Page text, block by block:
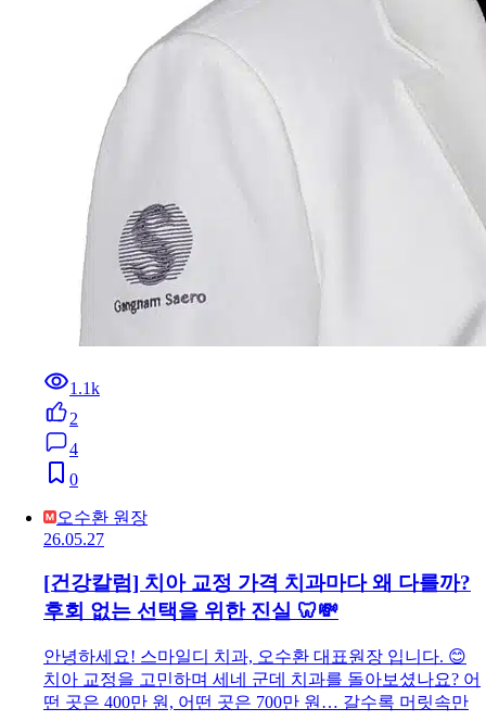
1.1k
2
4
0
오수환 원장
26.05.27
[건강칼럼] 치아 교정 가격 치과마다 왜 다를까?
후회 없는 선택을 위한 진실 🦷💸
안녕하세요! 스마일디 치과, 오수환 대표원장 입니다. 😊
치아 교정을 고민하며 세네 군데 치과를 돌아보셨나요? 어
떤 곳은 400만 원, 어떤 곳은 700만 원… 갈수록 머릿속만